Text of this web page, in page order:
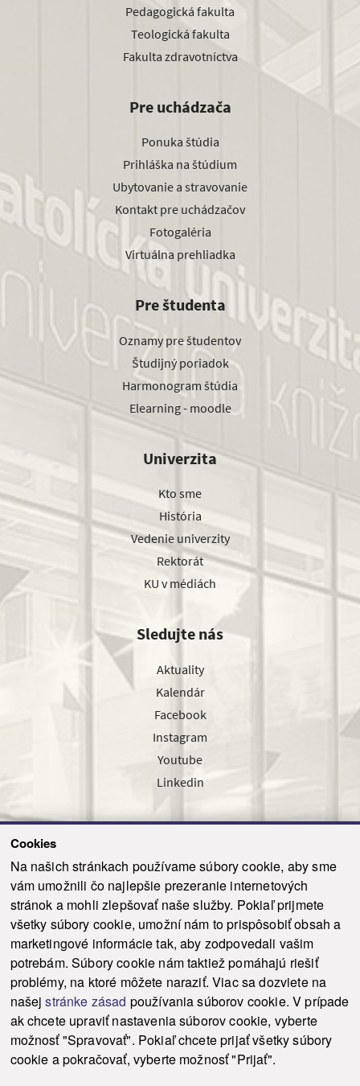
Cookies
Na našich stránkach používame súbory cookie, aby sme
vám umožnili čo najlepšie prezeranie internetových
stránok a mohli zlepšovať naše služby. Pokiaľ prijmete
všetky súbory cookie, umožní nám to prispôsobiť obsah a
marketingové informácie tak, aby zodpovedali vašim
potrebám. Súbory cookie nám taktiež pomáhajú riešiť
problémy, na ktoré môžete naraziť. Viac sa dozviete na
našejstránke zásad používania súborov cookie. V prípade
ak chcete upraviť nastavenia súborov cookie, vyberte
možnosť "Spravovať". Pokiaľ chcete prijať všetky súbory
cookie a pokračovať, vyberte možnosť "Prijať".
Pedagogická fakulta
Teologická fakulta
Fakulta zdravotníctva
Pre uchádzača
Ponuka štúdia
Prihláška na štúdium
Ubytovanie a stravovanie
Kontakt pre uchádzačov
Fotogaléria
Virtuálna prehliadka
Pre študenta
Oznamy pre študentov
Študijný poriadok
Harmonogram štúdia
Elearning - moodle
Univerzita
Kto sme
História
Vedenie univerzity
Rektorát
KU v médiách
Sledujte nás
Aktuality
Kalendár
Facebook
Instagram
Youtube
Linkedin
Odoslať
© 2021-2026 ku.sk. Všetky práva vyhradené. | Ochrana osobných údajov
Vyhlásenie o prístupnosti |
Admin
This site is protected by reCAPTCHA and the Google Privacy Policy and Terms of
Service
apply.